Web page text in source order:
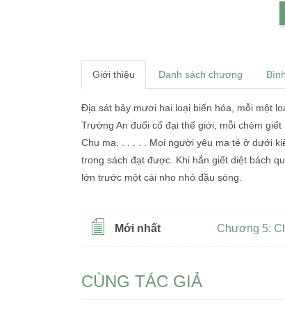
Giới thiệu Danh sách chương
Địa sát bảy mươi hai loại biến hóa, mỗi một
Trường An đuổi cổ đại thế giới, mỗi chém
Chu ma. . . . . . Mọi người yêu ma té ở dưới
trong sách đạt được. Khi hắn giết diệt bách
lớn trước một cái nho nhỏ đầu sóng.
Mới nhất Chương 5:
CÙNG TÁC GIẢ